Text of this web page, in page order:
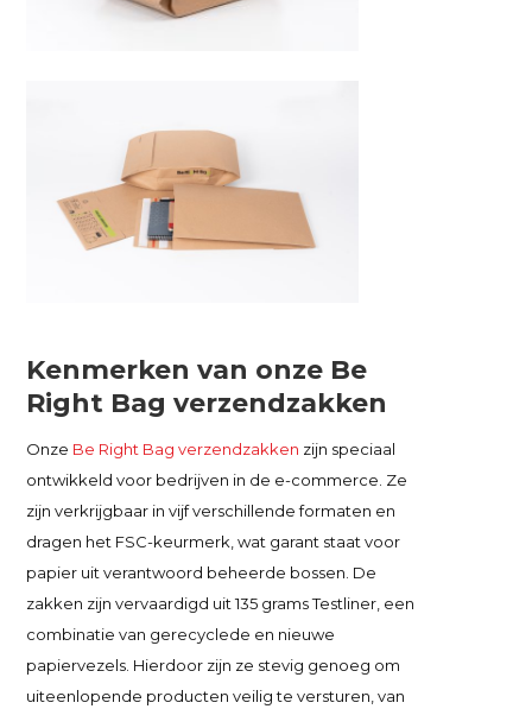
Kenmerken van onze Be
Right Bag verzendzakken
Onze Be Right Bag verzendzakken zijn speciaal
ontwikkeld voor bedrijven in de e-commerce. Ze
zijn verkrijgbaar in vijf verschillende formaten en
dragen het FSC-keurmerk, wat garant staat voor
papier uit verantwoord beheerde bossen. De
zakken zijn vervaardigd uit 135 grams Testliner, een
combinatie van gerecyclede en nieuwe
papiervezels. Hierdoor zijn ze stevig genoeg om
uiteenlopende producten veilig te versturen, van